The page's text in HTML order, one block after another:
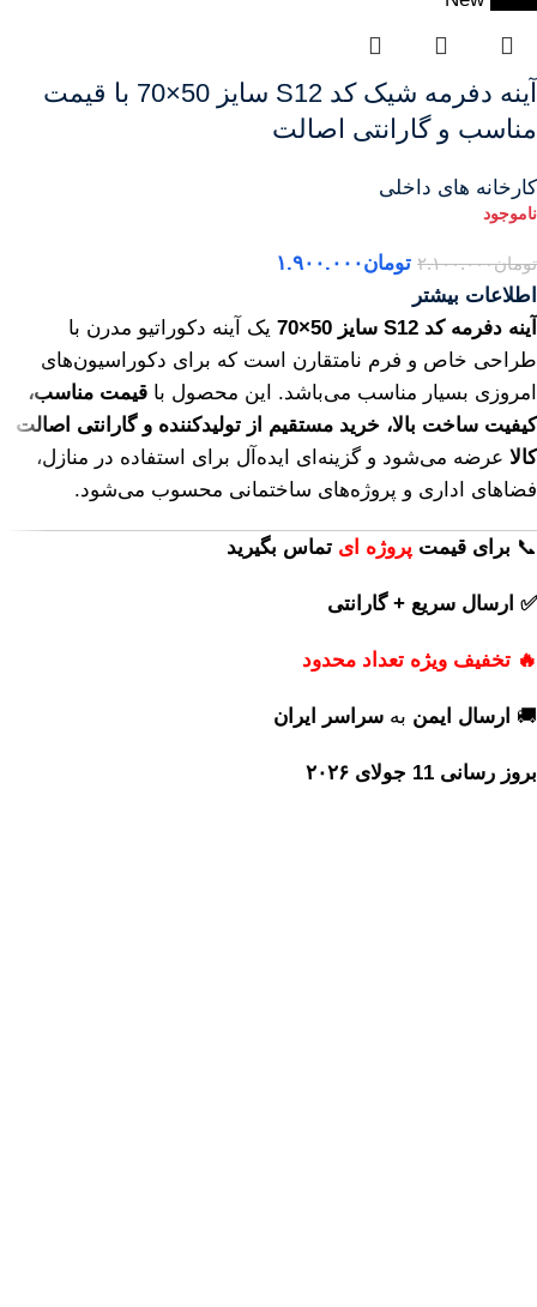
آینه دفرمه شیک کد S12 سایز 50×70 با قیمت
مناسب و گارانتی اصالت
کارخانه های داخلی
تومان۲.۱۰۰.۰۰۰ تومان۱.۹۰۰.۰۰۰
اطلاعات بیشتر
آینه دفرمه کد S12 سایز 50×70
یک آینه دکوراتیو مدرن با
طراحی خاص و فرم نامتقارن است که برای دکوراسیون‌های
امروزی بسیار مناسب می‌باشد. این محصول با قیمت مناسب،
کیفیت ساخت بالا، خرید مستقیم از تولیدکننده و گارانتی اصالت
کالا عرضه می‌شود و گزینه‌ای ایده‌آل برای استفاده در منازل،
فضاهای اداری و پروژه‌های ساختمانی محسوب می‌شود.
📞 برای قیمت پروژه ای تماس بگیرید
✅ ارسال سریع + گارانتی
🔥 تخفیف ویژه تعداد محدود
🚚 ارسال ایمن به سراسر ایران
بروز رسانی 11 جولای ۲۰۲۶